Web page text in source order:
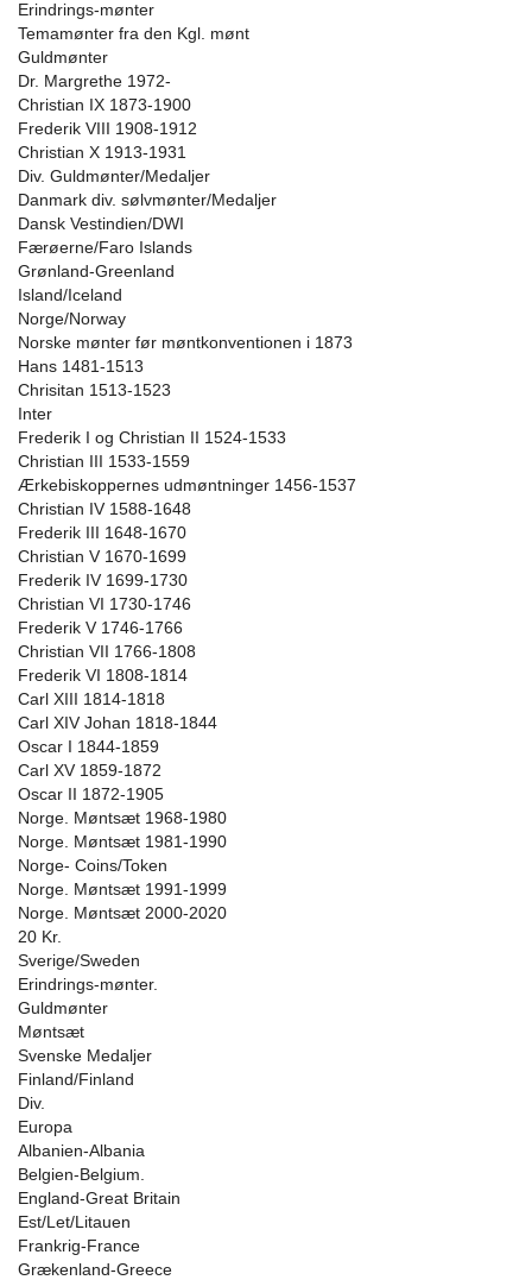
Erindrings-mønter
Temamønter fra den Kgl. mønt
Guldmønter
Dr. Margrethe 1972-
Christian IX 1873-1900
Frederik VIII 1908-1912
Christian X 1913-1931
Div. Guldmønter/Medaljer
Danmark div. sølvmønter/Medaljer
Dansk Vestindien/DWI
Færøerne/Faro Islands
Grønland-Greenland
Island/Iceland
Norge/Norway
Norske mønter før møntkonventionen i 1873
Hans 1481-1513
Chrisitan 1513-1523
Inter
Frederik I og Christian II 1524-1533
Christian III 1533-1559
Ærkebiskoppernes udmøntninger 1456-1537
Christian IV 1588-1648
Frederik III 1648-1670
Christian V 1670-1699
Frederik IV 1699-1730
Christian VI 1730-1746
Frederik V 1746-1766
Christian VII 1766-1808
Frederik VI 1808-1814
Carl XIII 1814-1818
Carl XIV Johan 1818-1844
Oscar I 1844-1859
Carl XV 1859-1872
Oscar II 1872-1905
Norge. Møntsæt 1968-1980
Norge. Møntsæt 1981-1990
Norge- Coins/Token
Norge. Møntsæt 1991-1999
Norge. Møntsæt 2000-2020
20 Kr.
Sverige/Sweden
Erindrings-mønter.
Guldmønter
Møntsæt
Svenske Medaljer
Finland/Finland
Div.
Europa
Albanien-Albania
Belgien-Belgium.
England-Great Britain
Est/Let/Litauen
Frankrig-France
Grækenland-Greece